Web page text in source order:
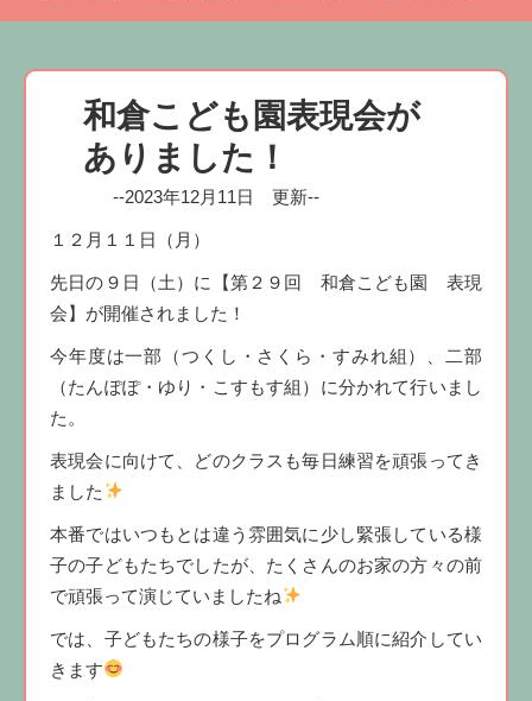
和倉こども園表現会が
ありました！
--2023年12月11日 更新--
１２月１１日（月）
先日の９日（土）に【第２９回 和倉こども園 表現
会】が開催されました！
今年度は一部（つくし・さくら・すみれ組）、二部
（たんぽぽ・ゆり・こすもす組）に分かれて行いまし
た。
表現会に向けて、どのクラスも毎日練習を頑張ってき
ました
本番ではいつもとは違う雰囲気に少し緊張している様
子の子どもたちでしたが、たくさんのお家の方々の前
で頑張って演じていましたね
では、子どもたちの様子をプログラム順に紹介してい
きます